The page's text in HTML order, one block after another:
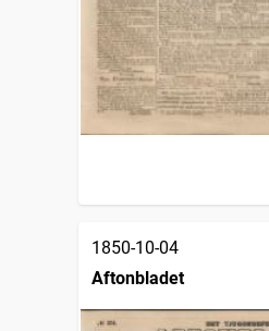
1850-10-04
Aftonbladet